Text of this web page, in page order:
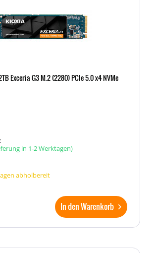
Exceria G3 M.2 (2280) PCIe 5.0 x4 NVMe
in 1-2 Werktagen)
abholbereit
In den Warenkorb